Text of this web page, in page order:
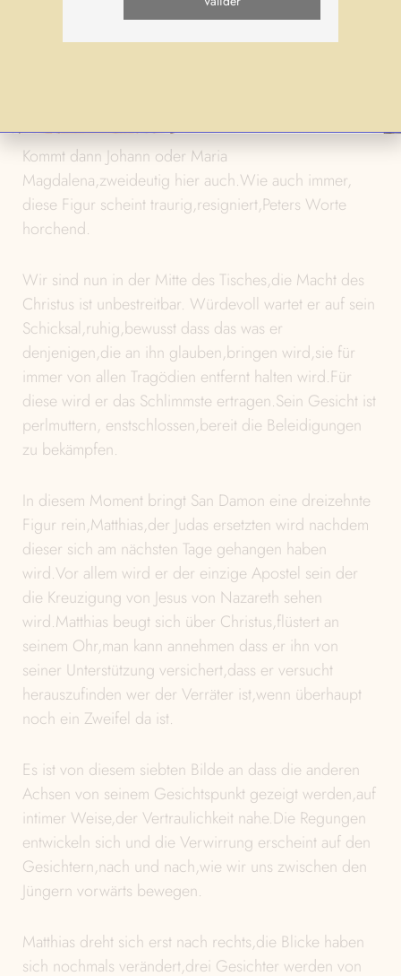
Der nächste ist Peter.Peter,der geheimnisvoll an
Kommt dann Johann oder Maria
Magdalena,zweideutig hier auch.Wie auch immer,
diese Figur scheint traurig,resigniert,Peters Worte
horchend.
Wir sind nun in der Mitte des Tisches,die Macht des
Christus ist unbestreitbar. Würdevoll wartet er auf sein
Schicksal,ruhig,bewusst dass das was er
denjenigen,die an ihn glauben,bringen wird,sie für
immer von allen Tragödien entfernt halten wird.Für
diese wird er das Schlimmste ertragen.Sein Gesicht ist
perlmuttern, enstschlossen,bereit die Beleidigungen
zu bekämpfen.
In diesem Moment bringt San Damon eine dreizehnte
Figur rein,Matthias,der Judas ersetzten wird nachdem
dieser sich am nächsten Tage gehangen haben
wird.Vor allem wird er der einzige Apostel sein der
die Kreuzigung von Jesus von Nazareth sehen
wird.Matthias beugt sich über Christus,flüstert an
seinem Ohr,man kann annehmen dass er ihn von
seiner Unterstützung versichert,dass er versucht
herauszufinden wer der Verräter ist,wenn überhaupt
noch ein Zweifel da ist.
Es ist von diesem siebten Bilde an dass die anderen
Achsen von seinem Gesichtspunkt gezeigt werden,auf
intimer Weise,der Vertraulichkeit nahe.Die Regungen
entwickeln sich und die Verwirrung erscheint auf den
Gesichtern,nach und nach,wie wir uns zwischen den
Jüngern vorwärts bewegen.
Matthias dreht sich erst nach rechts,die Blicke haben
sich nochmals verändert,drei Gesichter werden von